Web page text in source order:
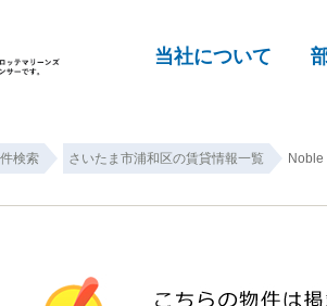
当社について
検索 さいたま市浦和区の賃貸情報一覧 Noble